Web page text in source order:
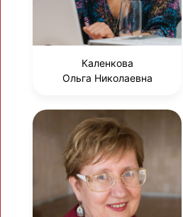
Каленкова
Ольга Николаевна